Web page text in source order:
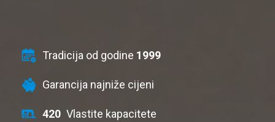
Tradicija od godine 1999
Garancija najniže cijeni
420 Vlastite kapacitete